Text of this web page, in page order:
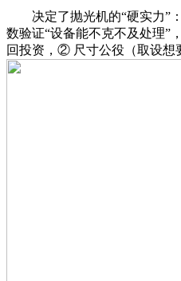
决定了抛光机的“硬实力”：
数验证“设备能不克不及处理”
回投资，② 尺寸公役（取设想